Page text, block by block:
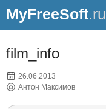
MyFreeSoft.ru
film_info
26.06.2013
Антон Максимов